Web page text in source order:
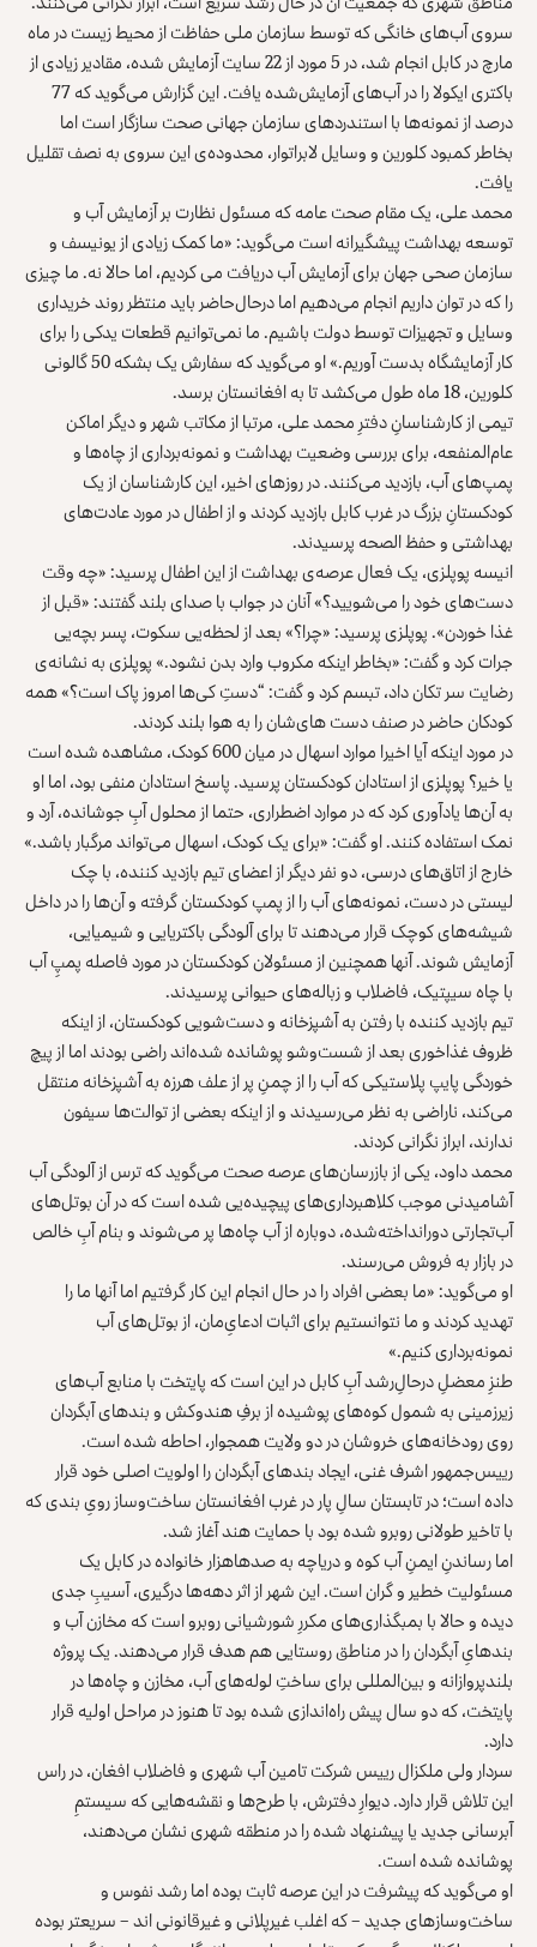
سروی آب‌های خانگی که توسط سازمان ملی حفاظت از محیط زیست در ماه
مارچ در کابل انجام شد، در 5 مورد از 22 سایت آزمایش شده، مقادیر زیادی از
باکتری ایکولا را در آب‌های آزمایش‌شده یافت. این گزارش می‌گوید که 77
درصد از نمونه‌ها با استندردهای سازمان جهانی صحت سازگار است اما
بخاطر کمبود کلورین و وسایل لابراتوار، محدوده‌ی این سروی به نصف تقلیل
یافت.
محمد علی، یک مقام صحت عامه که مسئول نظارت بر آزمایش آب و
توسعه بهداشت پیشگیرانه است می‌گوید: «ما کمک زیادی از یونیسف و
سازمان صحی جهان برای آزمایش آب دریافت می کردیم، اما حالا نه. ما چیزی
را که در توان داریم انجام می‌دهیم اما درحال‌حاضر باید منتظر روند خریداری
وسایل و تجهیزات توسط دولت باشیم. ما نمی‌توانیم قطعات یدکی را برای
کار آزمایشگاه بدست آوریم.» او می‌گوید که سفارش یک بشکه 50 گالونی
کلورین، 18 ماه طول می‌کشد تا به افغانستان برسد.
تیمی از کارشناسانِ دفترِ محمد علی، مرتبا از مکاتب شهر و دیگر اماکن
عام‌المنفعه، برای بررسی وضعیت بهداشت و نمونه‌برداری از چاه‌ها و
پمپ‌های آب، بازدید می‌کنند. در روزهای اخیر، این کارشناسان از یک
کودکستانِ بزرگ در غرب کابل بازدید کردند و از اطفال در مورد عادت‌های
بهداشتی و حفظ‌ الصحه پرسیدند.
انیسه پوپلزی، یک فعال عرصه‌ی بهداشت از این اطفال پرسید: «چه وقت
دست‌های خود را می‌شویید؟» آنان در جواب با صدای بلند گفتند: «قبل از
غذا خوردن». پوپلزی پرسید: «چرا؟» بعد از لحظه‌یی سکوت، پسر بچه‌یی
جرات کرد و گفت: «بخاطر اینکه مکروب وارد بدن نشود.» پوپلزی به نشانه‌ی
رضایت سر تکان داد، تبسم کرد و گفت: “دستِ کی‌ها امروز پاک است؟» همه
کودکان حاضر در صنف دست های‌شان را به هوا بلند کردند.
در مورد اینکه آیا اخیرا موارد اسهال در میان 600 کودک، مشاهده شده است
یا خیر؟ پوپلزی از استادان کودکستان پرسید. پاسخ استادان منفی بود، اما او
به آن‌ها یادآوری کرد که در موارد اضطراری، حتما از محلول آبِ جوشانده، آرد و
نمک استفاده کنند. او گفت: «برای یک کودک، اسهال می‌تواند مرگبار باشد.»
خارج از اتاق‌های درسی، دو نفر دیگر از اعضای تیم بازدید کننده، با چک
لیستی در دست، نمونه‌های آب را از پمپ کودکستان گرفته و آن‌ها را در داخل
شیشه‌های کوچک قرار می‌دهند تا برای آلودگی باکتریایی و شیمیایی،
آزمایش شوند. آنها همچنین از مسئولان کودکستان در مورد فاصله پمپِ آب
با چاه سیپتیک، فاضلاب و زباله‌های حیوانی پرسیدند.
تیم بازدید کننده با رفتن به آشپزخانه و دست‌شویی کودکستان، از اینکه
ظروف غذاخوری بعد از شست‌وشو پوشانده شده‌اند راضی بودند اما از پیچ
خوردگی پایپ پلاستیکی که آب را از چمنِ پر از علف‌ هرزه به آشپزخانه منتقل
می‌کند، ناراضی به نظر می‌رسیدند و از اینکه بعضی از توالت‌ها سیفون
ندارند، ابراز نگرانی کردند.
محمد داود، یکی از بازرسان‌های عرصه صحت می‌گوید که ترس از آلودگی آب
آشامیدنی موجب کلاهبرداری‌های پیچیده‌یی شده است که در آن بوتل‌های
آب‌تجارتی دورانداخته‌شده، دوباره از آب چاه‌ها پر می‌شوند و بنام آبِ خالص
در بازار به فروش می‌رسند.
او می‌گوید: «ما بعضی افراد را در حال انجام این کار گرفتیم اما آنها ما را
تهدید کردند و ما نتوانستیم برای اثبات ادعای‌ِمان، از بوتل‌های آب
نمونه‌برداری کنیم.»
طنزِ معضلِ درحالِ‌رشد آبِ کابل در این است که پایتخت با منابعآب‌های
زیرزمینی به شمول کوه‌های پوشیده از برفِ هندوکش و بندهای آبگردان
روی رودخانه‌های خروشان در دو ولایت همجوار، احاطه شده است.
رییس‌جمهور اشرف غنی، ایجاد بندهای آبگردان را اولویت اصلی خود قرار
داده است؛ در تابستان سالِ پار در غرب افغانستان ساخت‌وساز رویِ بندی که
با تاخیر طولانی روبرو شده بود با حمایت هند آغاز شد.
اما رساندنِ ایمنِ آب کوه و دریاچه به صدهاهزار خانواده در کابل یک
مسئولیت خطیر و گران است. این شهر از اثر دهه‌ها درگیری، آسیبِ جدی
دیده و حالا با بمبگذاری‌های مکررِ شورشیانی روبرو است که مخازن آب و
بندهایِ آبگردان را در مناطق روستایی هم هدف قرار می‌دهند. یک پروژه
بلندپروازانه و بین‌المللی برای ساختِ لوله‌های آب، مخازن و چاه‌ها در
پایتخت، که دو سال پیش راه‌اندازی شده بود تا هنوز در مراحل اولیه قرار
دارد.
سردار ولی ملکزال رییس شرکت تامین آب شهری و فاضلاب افغان، در راس
این تلاش قرار دارد. دیوارِ دفترش، با طرح‌ها و نقشه‌هایی که سیستمِ
آبرسانی جدید یا پیشنهاد شده را در منطقه شهری نشان می‌دهند،
پوشانده شده است.
او می‌گوید که پیشرفت در این عرصه ثابت بوده اما رشد نفوس و
ساخت‌وسازهای جدید – که اغلب غیرپلانی و غیرقانونی اند – سریعتر بوده